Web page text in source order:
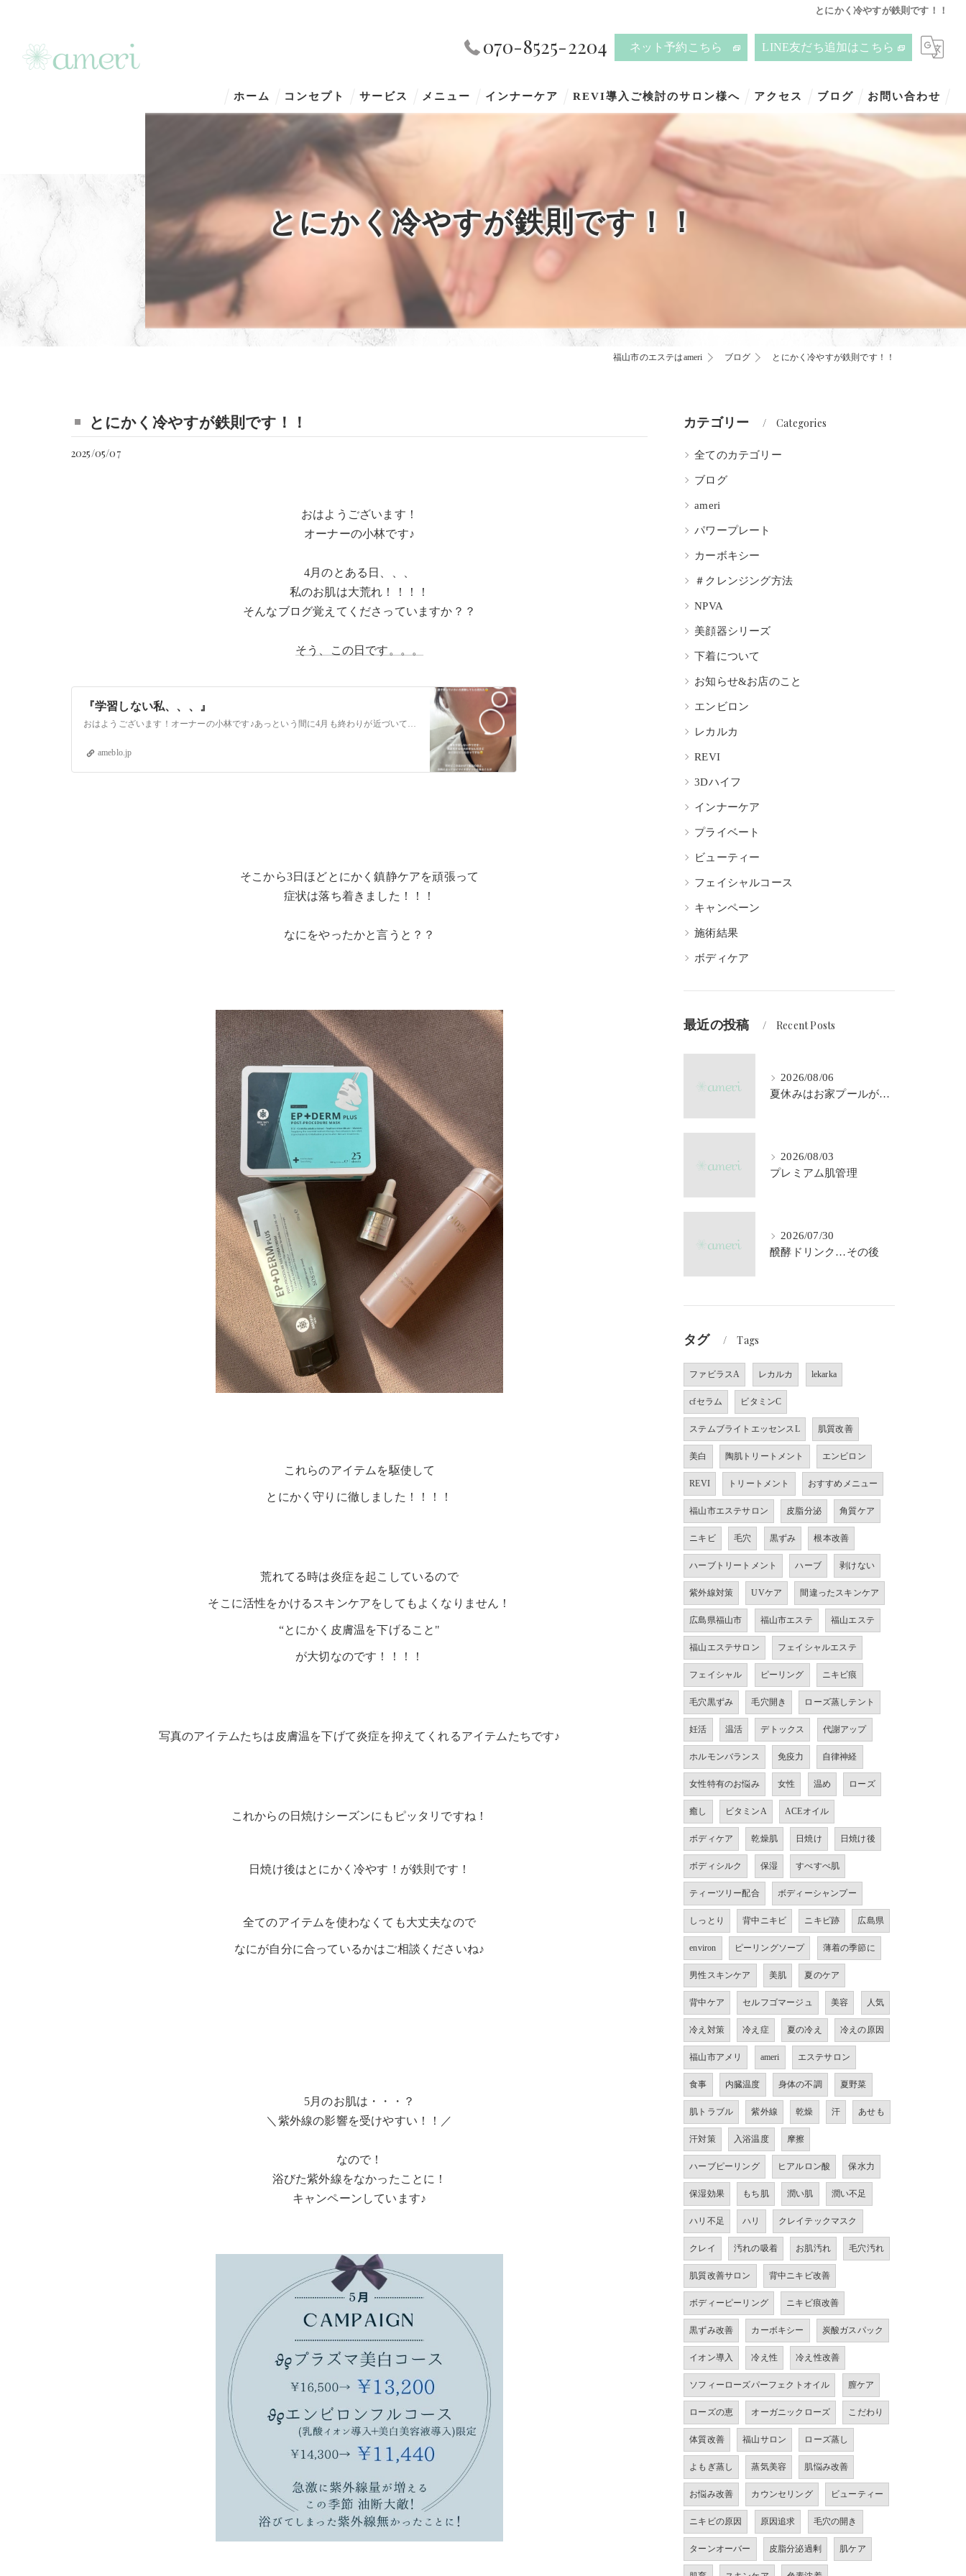
とにかく冷やすが鉄則です！！
070-8525-2204 ネット予約こちら LINE友だち追加はこちら
ホーム コンセプト サービス メニュー インナーケア REVI導入ご検討のサロン様へ アクセス ブログ お問い合わせ
とにかく冷やすが鉄則です！！
福山市のエステはameri ブログ とにかく冷やすが鉄則です！！
とにかく冷やすが鉄則です！！
2025/05/07
おはようございます！
オーナーの小林です♪
4月のとある日、、、
私のお肌は大荒れ！！！！
そんなブログ覚えてくださっていますか？？
そう、この日です。。。
『学習しない私、、、』
おはようございます！オーナーの小林です♪あっという間に4月も終わりが近づいてきました！！やっと花粉から解放されるかな、、、と安堵しております！症状が全くでない…
ameblo.jp
そこから3日ほどとにかく鎮静ケアを頑張って
症状は落ち着きました！！！
なにをやったかと言うと？？
これらのアイテムを駆使して
とにかく守りに徹しました！！！！
荒れてる時は炎症を起こしているので
そこに活性をかけるスキンケアをしてもよくなりません！
“とにかく皮膚温を下げること"
が大切なのです！！！！
写真のアイテムたちは皮膚温を下げて炎症を抑えてくれるアイテムたちです♪
これからの日焼けシーズンにもピッタリですね！
日焼け後はとにかく冷やす！が鉄則です！
全てのアイテムを使わなくても大丈夫なので
なにが自分に合っているかはご相談くださいね♪
5月のお肌は・・・？
＼紫外線の影響を受けやすい！！／
なので！
浴びた紫外線をなかったことに！
キャンペーンしています♪
カテゴリー Categories
全てのカテゴリー
ブログ
ameri
パワープレート
カーボキシー
＃クレンジング方法
NPVA
美顔器シリーズ
下着について
お知らせ&お店のこと
エンビロン
レカルカ
REVI
3Dハイフ
インナーケア
プライベート
ビューティー
フェイシャルコース
キャンペーン
施術結果
ボディケア
最近の投稿 Recent Posts
2026/08/06
夏休みはお家プールが大活躍♪
2026/08/03
プレミアム肌管理
2026/07/30
醗酵ドリンク…その後
タグ Tags
ファビラスA レカルカ lekarka
cfセラム ビタミンC
ステムブライトエッセンスL 肌質改善
美白 陶肌トリートメント エンビロン
REVI トリートメント おすすめメニュー
福山市エステサロン 皮脂分泌 角質ケア
ニキビ 毛穴 黒ずみ 根本改善
ハーブトリートメント ハーブ 剥けない
紫外線対策 UVケア 間違ったスキンケア
広島県福山市 福山市エステ 福山エステ
福山エステサロン フェイシャルエステ
フェイシャル ピーリング ニキビ痕
毛穴黒ずみ 毛穴開き ローズ蒸しテント
妊活 温活 デトックス 代謝アップ
ホルモンバランス 免疫力 自律神経
女性特有のお悩み 女性 温め ローズ
癒し ビタミンA ACEオイル
ボディケア 乾燥肌 日焼け 日焼け後
ボディシルク 保湿 すべすべ肌
ティーツリー配合 ボディーシャンプー
しっとり 背中ニキビ ニキビ跡 広島県
environ ピーリングソープ 薄着の季節に
男性スキンケア 美肌 夏のケア
背中ケア セルフゴマージュ 美容 人気
冷え対策 冷え症 夏の冷え 冷えの原因
福山市アメリ ameri エステサロン
食事 内臓温度 身体の不調 夏野菜
肌トラブル 紫外線 乾燥 汗 あせも
汗対策 入浴温度 摩擦
ハーブピーリング ヒアルロン酸 保水力
保湿効果 もち肌 潤い肌 潤い不足
ハリ不足 ハリ クレイテックマスク
クレイ 汚れの吸着 お肌汚れ 毛穴汚れ
肌質改善サロン 背中ニキビ改善
ボディーピーリング ニキビ痕改善
黒ずみ改善 カーボキシー 炭酸ガスパック
イオン導入 冷え性 冷え性改善
ソフィーローズパーフェクトオイル 膣ケア
ローズの恵 オーガニックローズ こだわり
体質改善 福山サロン ローズ蒸し
よもぎ蒸し 蒸気美容 肌悩み改善
お悩み改善 カウンセリング ビューティー
ニキビの原因 原因追求 毛穴の開き
ターンオーバー 皮脂分泌過剰 肌ケア